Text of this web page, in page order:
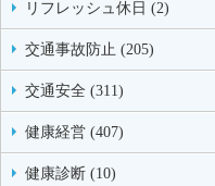
リフレッシュ休日 (2)
交通事故防止 (205)
交通安全 (311)
健康経営 (407)
健康診断 (10)